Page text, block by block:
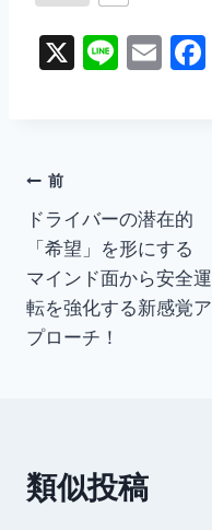
X
Li E
o
k
投
稿
ナ
ビ
シ
ョ
前
ドライバーの潜在的
「希望」を形にする
マインド面から安全運
転を強化する新感覚ア
プローチ！
類似投稿